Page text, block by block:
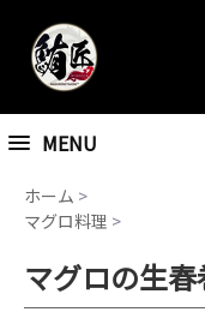
MENU
ホーム >
マグロ料理 >
マグロの生